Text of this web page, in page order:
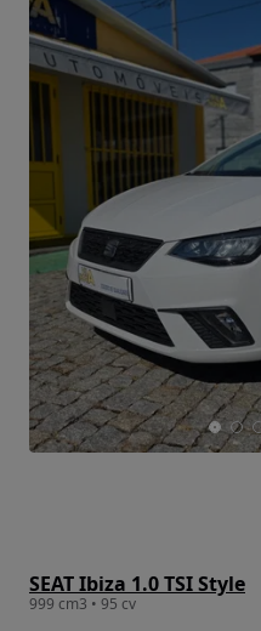
SEAT Ibiza 1.0 TSI Style
999 cm3 • 95 cv